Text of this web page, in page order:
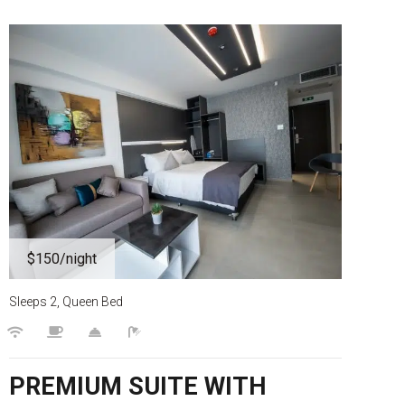
$150/night
Sleeps 2, Queen Bed
PREMIUM SUITE WITH